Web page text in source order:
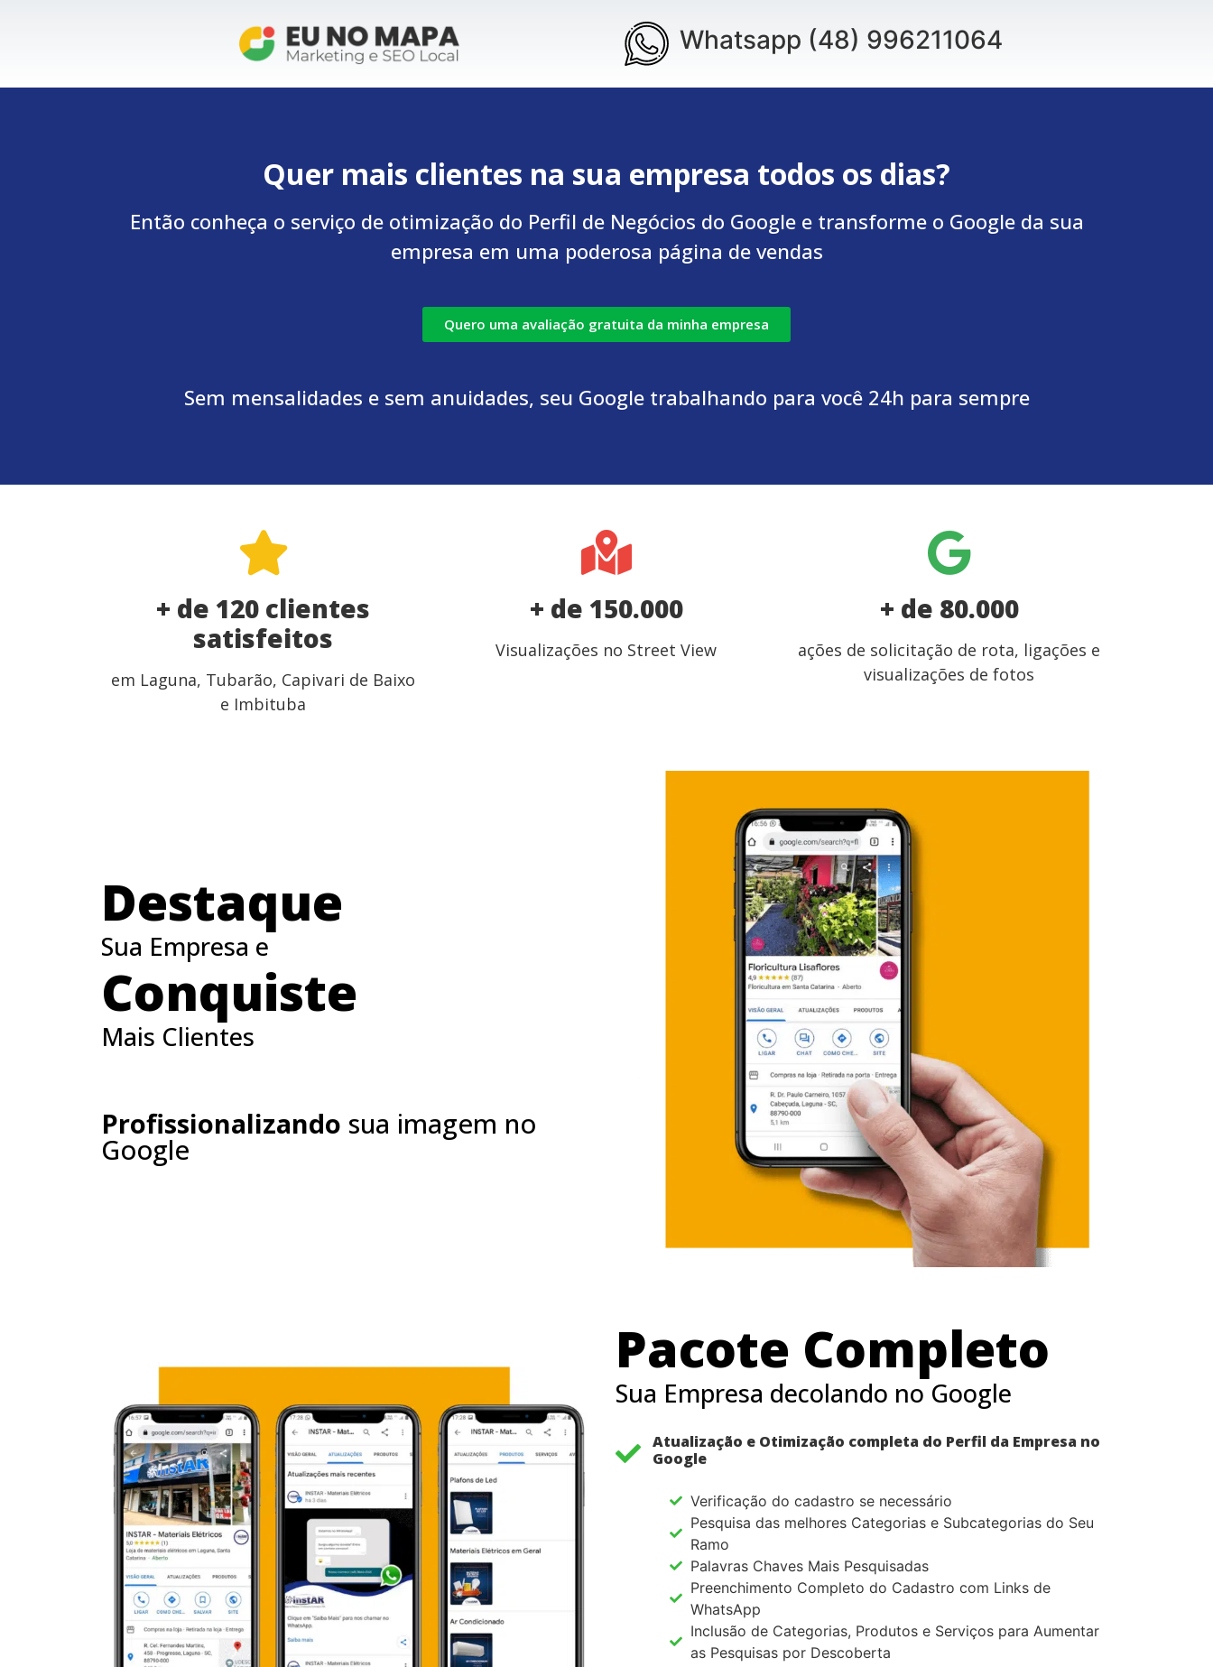
Whatsapp (48) 996211064
Quer mais clientes na sua empresa todos os dias?
Então conheça o serviço de otimização do Perfil de Negócios do Google e transforme o Google da sua
empresa em uma poderosa página de vendas
Quero uma avaliação gratuita da minha empresa
Sem mensalidades e sem anuidades, seu Google trabalhando para você 24h para sempre
+ de 120 clientes
satisfeitos
em Laguna, Tubarão, Capivari de Baixo
e Imbituba
+ de 150.000
Visualizações no Street View
+ de 80.000
ações de solicitação de rota, ligações e
visualizações de fotos
Destaque
Sua Empresa e
Conquiste
Mais Clientes
Profissionalizando sua imagem no
Google
Pacote Completo
Sua Empresa decolando no Google
Atualização e Otimização completa do Perfil da Empresa no
Google
Verificação do cadastro se necessário
Pesquisa das melhores Categorias e Subcategorias do Seu
Ramo
Palavras Chaves Mais Pesquisadas
Preenchimento Completo do Cadastro com Links de
WhatsApp
Inclusão de Categorias, Produtos e Serviços para Aumentar
as Pesquisas por Descoberta